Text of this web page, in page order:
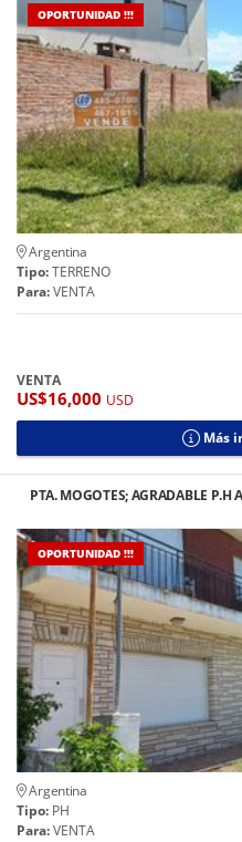
OPORTUNIDAD !!!
Argentina
Tipo:TERRENO
Para:VENTA
VENTA
US$16,000 USD
Más
PTA. MOGOTES; AGRADABLE P.H
OPORTUNIDAD !!!
Argentina
Tipo: PH
Para:VENTA